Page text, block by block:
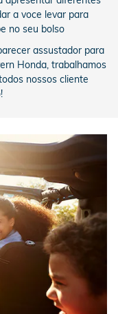
a voce levar para
no seu bolso
assustador para
Honda, trabalhamos
nossos cliente